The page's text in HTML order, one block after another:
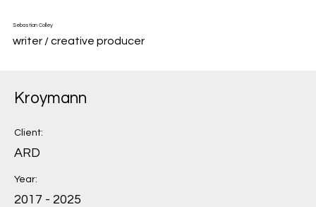
Sebastian Colley
writer / creative producer
Kroymann
Client:
ARD
Year:
2017 - 2025